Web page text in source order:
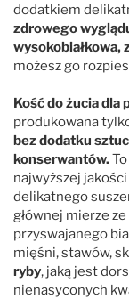
dodatkiem
zdrowego
wysokobiałkowa,
możesz go
Kość do żucia dla
produkowana
bez dodatku
konserwantów.To
najwyższej
delikatnego
głównej mierze
przyswajanego
mięśni, stawów,
ryby, jaką jest
nienasyconych